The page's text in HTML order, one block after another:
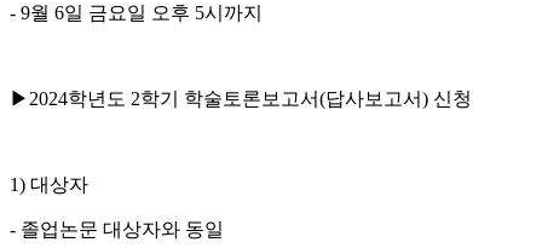
- 9월 6일 금요일 오후 5시까지
▶2024학년도 2학기 학술토론보고서(답사보고서) 신청
1) 대상자
- 졸업논문 대상자와 동일